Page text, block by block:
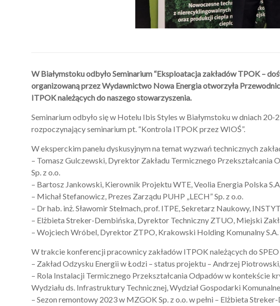
W Białymstoku odbyło Seminarium “Eksploatacja zakładów TPOK –
organizowaną przez Wydawnictwo Nowa Energia otworzyła
ITPOK należących do naszego stowarzyszenia.
Seminarium odbyło się w Hotelu Ibis Styles w Białymstoku w dniach
rozpoczynający seminarium pt. “Kontrola ITPOK przez WIOŚ”.
W eksperckim panelu dyskusyjnym na temat wyzwań technicznych
– Tomasz Gulczewski, Dyrektor Zakładu Termicznego
Sp. z o.o.
– Bartosz Jankowski, Kierownik Projektu WTE, Veolia Energia Polska
– Michał Stefanowicz, Prezes Zarządu PUHP „LECH” Sp. z o.o.
– Dr hab. inż. Sławomir Stelmach, prof. ITPE, Sekretarz Naukowy,
– Elżbieta Streker-Dembińska, Dyrektor Techniczny ZTUO, Miejski
– Wojciech Wróbel, Dyrektor ZTPO, Krakowski Holding Komunalny
W trakcie konferencji pracownicy zakładów ITPOK należących do
– Zakład Odzysku Energii w Łodzi – status projektu – Andrzej
– Rola Instalacji Termicznego Przekształcania Odpadów w kontekście
Wydziału ds. Infrastruktury Technicznej, Wydział Gospodarki
– Sezon remontowy 2023 w MZGOK Sp. z o.o. w pełni – Elżbieta